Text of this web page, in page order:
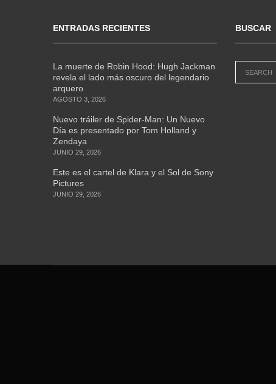
ENTRADAS RECIENTES
La muerte de Robin Hood: Hugh Jackman
revela el lado más oscuro del legendario
arquero
AGOSTO 3, 2026
Nuevo tráiler de Spider-Man: Un Nuevo
Día es presentado por Tom Holland y
Zendaya
JUNIO 29, 2026
Este es el cartel de Klara y el Sol de Sony
Pictures
JUNIO 29, 2026
BUSCAR